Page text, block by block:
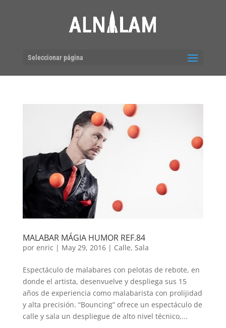
Seleccionar página
MALABAR MÁGIA HUMOR REF.84
por enric | May 29, 2016| Calle, Sala
Espectáculo de malabares con pelotas de rebote, en
donde el artista, desenvuelve y despliega sus 15
años de experiencia como malabarista con prolijidad
y alta precisión. “Bouncing” ofrece un espectáculo de
calle y sala un despliegue de alto nivel técnico,...